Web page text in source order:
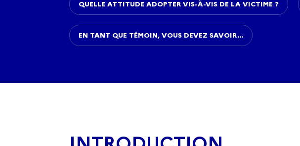
QUELLE ATTITUDE ADOPTER VIS-À-VIS DE LA VICTIME ?
EN TANT QUE TÉMOIN, VOUS DEVEZ SAVOIR…